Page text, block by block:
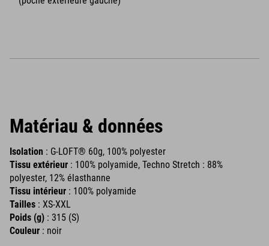
Matériau & données
Isolation : G-LOFT® 60g, 100% polyester
Tissu extérieur : 100% polyamide, Techno Stretch : 88%
polyester, 12% élasthanne
Tissu intérieur : 100% polyamide
Tailles : XS-XXL
Poids (g) : 315 (S)
Couleur : noir